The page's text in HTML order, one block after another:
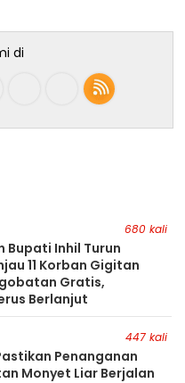
di
680 kali
Bupati Inhil Turun
11 Korban Gigitan
Gratis,
Berlanjut
447 kali
Penanganan
Monyet Liar Berjalan